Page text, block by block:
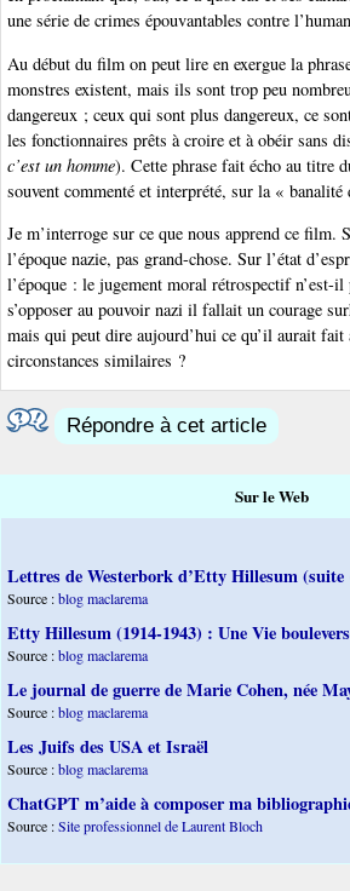
une série de crimes épouvantables contre
Au début du film on peut lire en exergue la
monstres existent, mais ils sont trop peu
dangereux ; ceux qui sont plus dangereux, ce
les fonctionnaires prêts à croire et à obéir sans
c’est un homme). Cette phrase fait écho au titre
souvent commenté et interprété, sur la « banalité
Je m’interroge sur ce que nous apprend ce film.
l’époque nazie, pas grand-chose. Sur l’état
l’époque : le jugement moral rétrospectif n’est-
s’opposer au pouvoir nazi il fallait un courage
mais qui peut dire aujourd’hui ce qu’il aurait fait
circonstances similaires ?
Répondre à cet article
Sur le Web
Lettres de Westerbork d’Etty Hillesum
Source :blog maclarema
Etty Hillesum (1914-1943) : Une Vie
Source :blog maclarema
Le journal de guerre de Marie Cohen, née
Source :blog maclarema
Les Juifs des USA et Israël
Source :blog maclarema
ChatGPT m’aide à composer ma
Source :Site professionnel de Laurent Bloch